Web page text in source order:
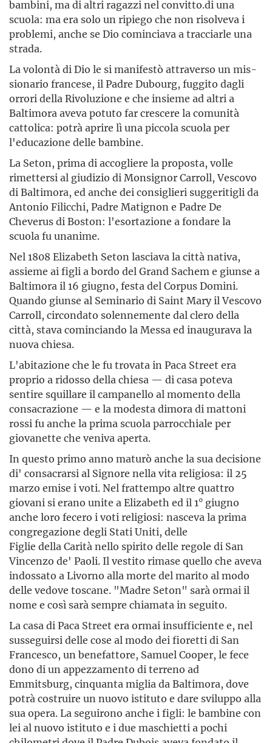
bambini, ma di altri ragazzi nel convitto.di una
scuola: ma era solo un ripiego che non risolveva i
problemi, anche se Dio cominciava a tracciarle una
strada.
La volontà di Dio le si manifestò attraverso un mis­
sionario francese, il Padre Dubourg, fuggito dagli
orrori della Rivoluzione e che insieme ad altri a
Baltimora aveva potuto far crescere la comunità
cattolica: potrà aprire lì una piccola scuola per
l'educazione delle bambine.
La Seton, prima di accogliere la proposta, volle
rimet­tersi al giudizio di Monsignor Carroll, Vescovo
di Bal­timora, ed anche dei consiglieri suggeritigli da
Antonio Filicchi, Padre Matignon e Padre De
Cheverus di Boston: l'esortazione a fondare la
scuola fu unanime.
Nel 1808 Elizabeth Seton lasciava la città nativa,
assieme ai figli a bordo del Grand Sachem e giunse a
Baltimora il 16 giugno, festa del Corpus Domini.
Quando giunse al Seminario di Saint Mary il Vescovo
Carroll, circondato solennemente dal clero della
città, stava comin­ciando la Messa ed inaugurava la
nuova chiesa.
L'abitazione che le fu trovata in Paca Street era
proprio a ridosso della chiesa — di casa poteva
sentire squillare il campanello al momento della
consacrazione — e la modesta dimora di mattoni
rossi fu anche la prima scuola parrocchiale per
giovanette che veniva aperta.
In questo primo anno maturò anche la sua decisione
di' consacrarsi al Signore nella vita religiosa: il 25
marzo emise i voti. Nel frattempo altre quattro
giovani si erano unite a Elizabeth ed il 1° giugno
anche loro fecero i voti religiosi: nasceva la prima
congregazione degli Stati Uniti, delle
Figlie della Carità nello spirito delle regole di San
Vincenzo de' Paoli. Il vestito rimase quello che aveva
indossato a Livorno alla morte del marito al modo
delle vedove toscane. "Madre Seton" sarà ormai il
nome e così sarà sempre chiamata in seguito.
La casa di Paca Street era ormai insufficiente e, nel
susseguirsi delle cose al modo dei fioretti di San
Fran­cesco, un benefattore, Samuel Cooper, le fece
dono di un appezzamento di terreno ad
Emmitsburg, cinquanta miglia da Baltimora, dove
potrà costruire un nuovo istituto e dare sviluppo alla
sua opera. La seguirono anche i figli: le bambine con
lei al nuovo istituto e i due maschietti a pochi